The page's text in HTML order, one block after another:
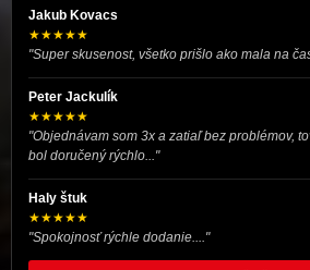
Jakub Kovacs
★★★★★
"Super skusenost, všetko prišlo ako mala na
Peter Jackulík
★★★★★
"Objednávam som 3x a zatiaľ bez problémov,
bol doručený rýchlo..."
Haly štuk
★★★★★
"Spokojnosť rýchle dodanie...."